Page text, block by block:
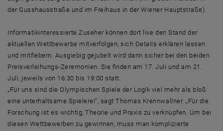
der Gusshausstraße und im Freihaus in der Wiener Hauptstraße).
Informatikinteressierte Zuseher können dort live den Stand der
aktuellen Wettbewerbe mitverfolgen, sich Details erklären lassen
und mitfiebern. Ausgiebig gejubelt wird dann sicher bei den beiden
Preisverleihungs-Zeremonien. Sie finden am 17. Juli und am 21.
Juli, jeweils von 16:30 bis 19:00 statt.
„Für uns sind die Olympischen Spiele der Logik viel mehr als bloß
eine unterhaltsame Spielerei“, sagt Thomas Krennwallner. „Für die
Forschung ist es wichtig, Theorie und Praxis zu verknüpfen. Um bei
diesen Wettbewerben zu gewinnen, muss man komplizierte